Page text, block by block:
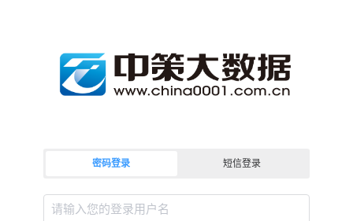
密码登录 短信登录
请输入您的登录用户名